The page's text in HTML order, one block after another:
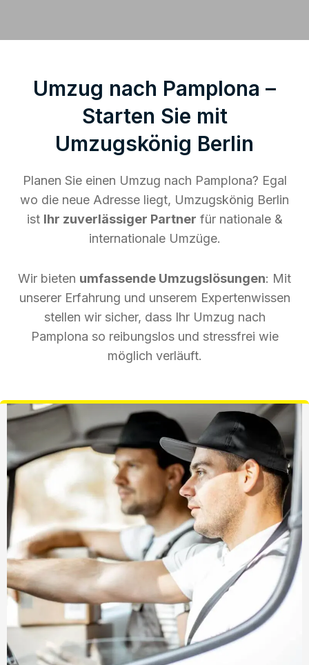
Umzug nach Pamplona –
Starten Sie mit
Umzugskönig Berlin
Planen Sie einen Umzug nach Pamplona? Egal
wo die neue Adresse liegt, Umzugskönig Berlin
ist Ihr zuverlässiger Partner für nationale &
internationale Umzüge.
Wir bieten umfassende Umzugslösungen: Mit
unserer Erfahrung und unserem Expertenwissen
stellen wir sicher, dass Ihr Umzug nach
Pamplona so reibungslos und stressfrei wie
möglich verläuft.